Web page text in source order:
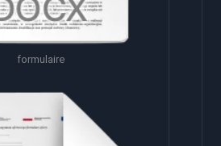
formulaire